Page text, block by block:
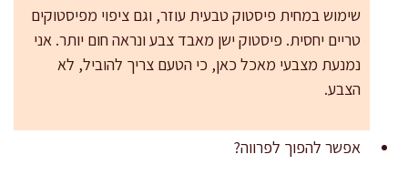
שימוש במחית פיסטוק טבעית עוזר, וגם ציפוי מפיסטוקים
טריים יחסית. פיסטוק ישן מאבד צבע ונראה חום יותר. אני
נמנעת מצבעי מאכל כאן, כי הטעם צריך להוביל, לא
הצבע.
אפשר להפוך לפרווה?